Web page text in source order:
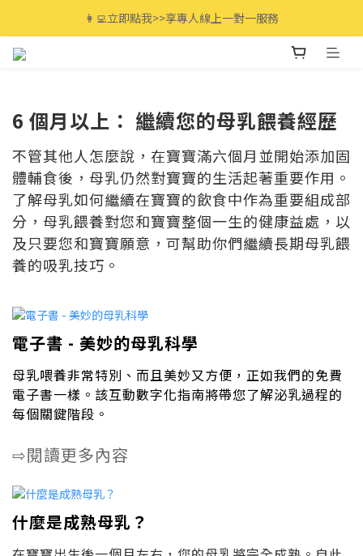
全館滿$3000免運🚚 最高享12期分期零利率!
👩‍💻立即點我>>享專人線上一對一服務
6 個月以上： 繼續您的母乳餵養經歷
不管其他人怎麼說，在寶寶滿六個月並開始添加固
體輔食後，母乳仍然對寶寶的生活起著重要作用。
了解母乳如何繼續在寶寶的飲食中作為重要組成部
分，母乳餵養對您和寶寶整個一生的健康益處，以
及只要您和寶寶願意，可幫助你們繼續長期母乳餵
養的吸乳技巧。
電子書 - 美妙的母乳科學
母乳喂養非常特別、而且美妙又方便，正如我們的免費
電子書一樣。該互動數字化指南將帶您了解泌乳過程的
每個關鍵階段。
⇨閱讀更多內容
什麼是成熟母乳？